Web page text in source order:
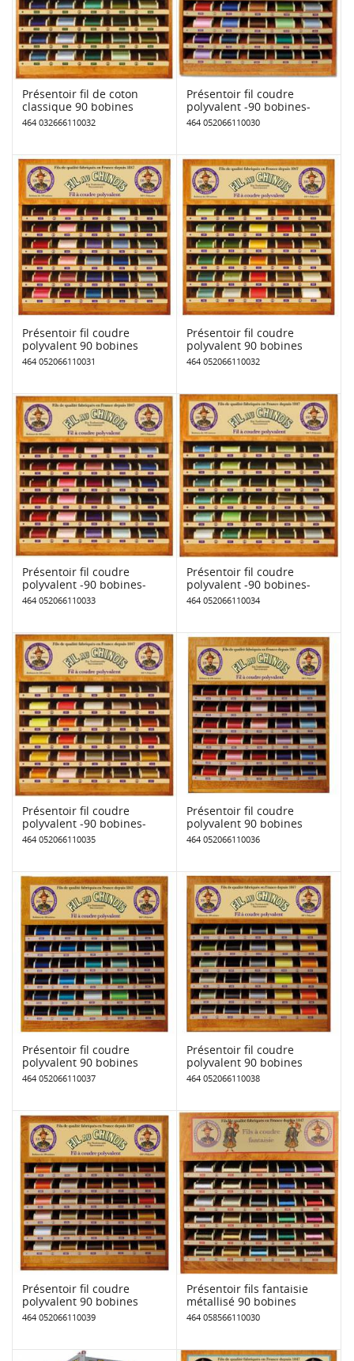
Présentoir fil de coton
classique 90 bobines
464 032666110032
Présentoir fil coudre
polyvalent -90 bobines-
464 052066110030
Présentoir fil coudre
polyvalent 90 bobines
464 052066110031
Présentoir fil coudre
polyvalent 90 bobines
464 052066110032
Présentoir fil coudre
polyvalent -90 bobines-
464 052066110033
Présentoir fil coudre
polyvalent -90 bobines-
464 052066110034
Présentoir fil coudre
polyvalent -90 bobines-
464 052066110035
Présentoir fil coudre
polyvalent 90 bobines
464 052066110036
Présentoir fil coudre
polyvalent 90 bobines
464 052066110037
Présentoir fil coudre
polyvalent 90 bobines
464 052066110038
Présentoir fil coudre
polyvalent 90 bobines
464 052066110039
Présentoir fils fantaisie
métallisé 90 bobines
464 058566110030